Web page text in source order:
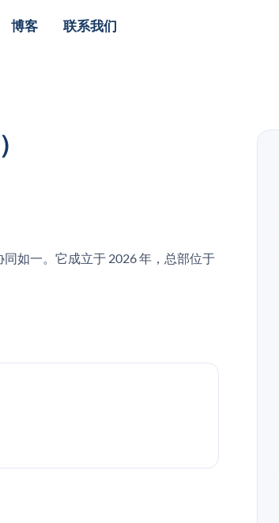
博客 联系我们
如一。它成立于 2026 年，总部位于